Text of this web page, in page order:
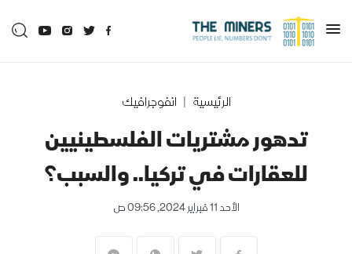
الرئيسية انفوجرافيك
تدهور مشتريات الفلسطينيين
للعقارات في تركيا.. والسبب؟
الأحد 11 فبراير 2024, 09:56 ص